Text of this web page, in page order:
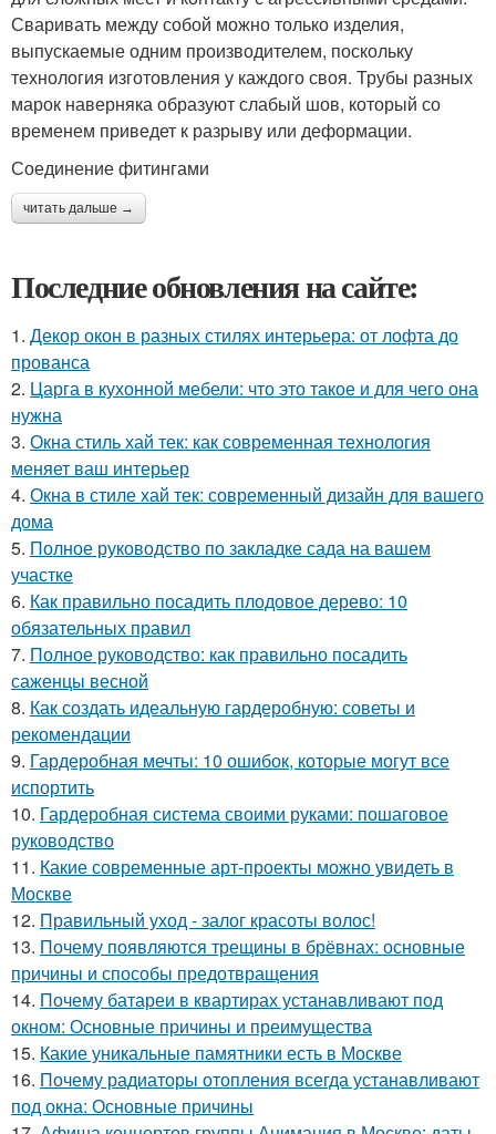
Сваривать между собой можно только изделия,
выпускаемые одним производителем, поскольку
технология изготовления у каждого своя. Трубы разных
марок наверняка образуют слабый шов, который со
временем приведет к разрыву или деформации.
Соединение фитингами
читать дальше →
Последние обновления на сайте:
1. Декор окон в разных стилях интерьера: от лофта до
прованса
2. Царга в кухонной мебели: что это такое и для чего она
нужна
3. Окна стиль хай тек: как современная технология
меняет ваш интерьер
4. Окна в стиле хай тек: современный дизайн для вашего
дома
5. Полное руководство по закладке сада на вашем
участке
6. Как правильно посадить плодовое дерево: 10
обязательных правил
7. Полное руководство: как правильно посадить
саженцы весной
8. Как создать идеальную гардеробную: советы и
рекомендации
9. Гардеробная мечты: 10 ошибок, которые могут все
испортить
10. Гардеробная система своими руками: пошаговое
руководство
11. Какие современные арт-проекты можно увидеть в
Москве
12. Правильный уход - залог красоты волос!
13. Почему появляются трещины в брёвнах: основные
причины и способы предотвращения
14. Почему батареи в квартирах устанавливают под
окном: Основные причины и преимущества
15. Какие уникальные памятники есть в Москве
16. Почему радиаторы отопления всегда устанавливают
под окна: Основные причины